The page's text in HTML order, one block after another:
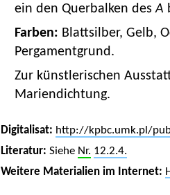
ein den Querbalken desA
Farben: Blattsilber, Gelb,
Pergamentgrund.
Zur künstlerischen
Mariendichtung.
Digitalisat: http://kpbc.umk.pl/
Literatur: Siehe Nr. 12.2.4.
Weitere Materialien im Internet: